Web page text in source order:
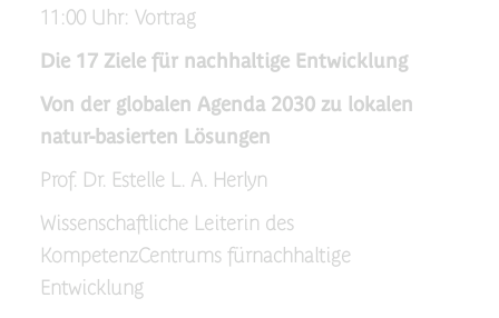
11:00 Uhr: Vortrag
Die 17 Ziele für nachhaltige Entwicklung
Von der globalen Agenda 2030 zu lokalen
natur-basierten Lösungen
Prof. Dr. Estelle L. A. Herlyn
Wissenschaftliche Leiterin des
KompetenzCentrums fürnachhaltige
Entwicklung